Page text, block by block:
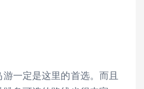
一定是这里的首选。而且